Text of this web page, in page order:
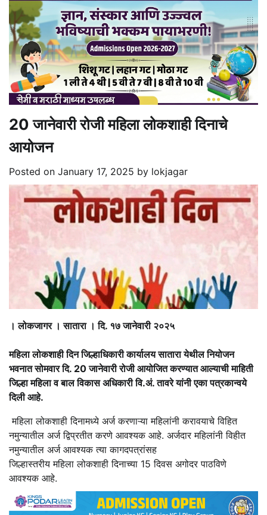
20 जानेवारी रोजी महिला लोकशाही दिनाचे
आयोजन
Posted on January 17, 2025 by lokjagar
। लोकजागर । सातारा । दि. १७ जानेवारी २०२५
महिला लोकशाही दिन जिल्हाधिकारी कार्यालय सातारा येथील नियोजन
भवनात सोमवार दि. 20 जानेवारी रोजी आयोजित करण्यात आल्याची माहिती
जिल्हा महिला व बाल विकास अधिकारी वि.अं. तावरे यांनी एका पत्रकान्वये
दिली आहे.
महिला लोकशाही दिनामध्ये अर्ज करणाऱ्या महिलांनी करावयाचे विहित
नमुन्यातील अर्ज द्विप्रतीत करणे आवश्यक आहे. अर्जदार महिलांनी विहीत
नमुन्यातील अर्ज आवश्यक त्या कागदपत्रांसह
जिल्हास्तरीय महिला लोकशाही दिनाच्या 15 दिवस अगोदर पाठविणे
आवश्यक आहे.